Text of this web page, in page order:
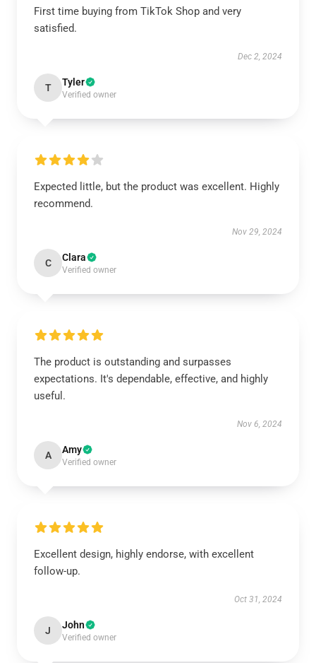
First time buying from TikTok Shop and very
satisfied.
Dec 2, 2024
T Tyler
Verified owner
Expected little, but the product was excellent. Highly
recommend.
Nov 29, 2024
C Clara
Verified owner
The product is outstanding and surpasses
expectations. It's dependable, effective, and highly
useful.
Nov 6, 2024
A Amy
Verified owner
Excellent design, highly endorse, with excellent
follow-up.
Oct 31, 2024
J John
Verified owner